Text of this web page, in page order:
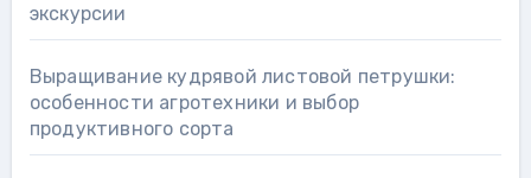
экскурсии
Выращивание кудрявой листовой петрушки:
особенности агротехники и выбор
продуктивного сорта